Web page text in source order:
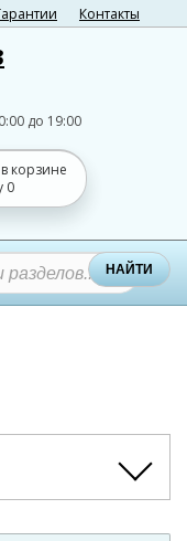
Контакты
до 19:00
корзине
0
НАЙТИ